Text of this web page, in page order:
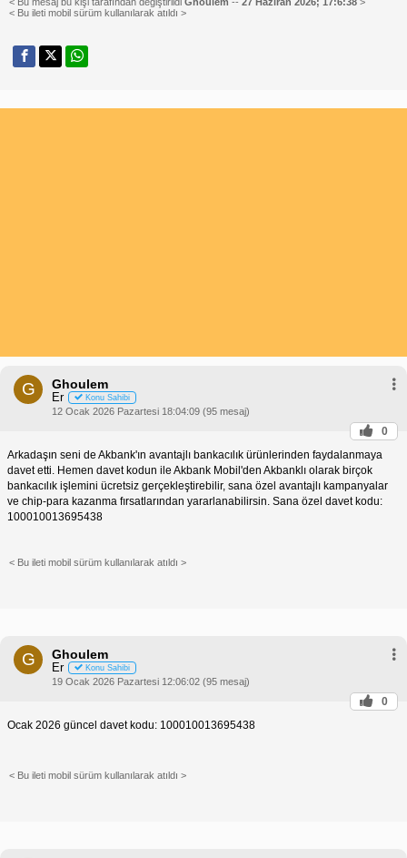
< Bu ileti mobil sürüm kullanılarak atıldı >
G Ghoulem
Er Konu Sahibi
12 Ocak 2026 Pazartesi 18:04:09 (95 mesaj)
0
Arkadaşın seni de Akbank'ın avantajlı bankacılık ürünlerinden faydalanmaya
davet etti. Hemen davet kodun ile Akbank Mobil'den Akbanklı olarak birçok
bankacılık işlemini ücretsiz gerçekleştirebilir, sana özel avantajlı kampanyalar
ve chip-para kazanma fırsatlarından yararlanabilirsin. Sana özel davet kodu:
100010013695438
< Bu ileti mobil sürüm kullanılarak atıldı >
G Ghoulem
Er Konu Sahibi
19 Ocak 2026 Pazartesi 12:06:02 (95 mesaj)
0
Ocak 2026 güncel davet kodu: 100010013695438
< Bu ileti mobil sürüm kullanılarak atıldı >